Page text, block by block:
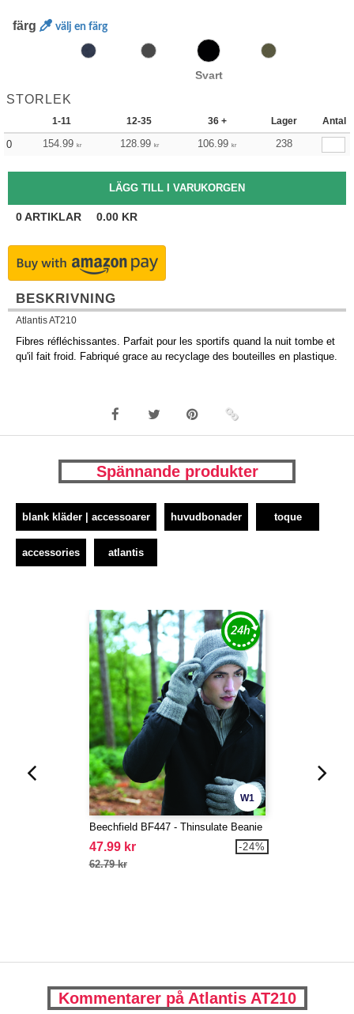
färg välj en färg
Svart
STORLEK
1-11 12-35 36 + Lager Antal
0 154.99 kr 128.99 kr 106.99 kr 238
0ARTIKLAR 0.00 KR
BESKRIVNING
Atlantis AT210
Fibres réfléchissantes. Parfait pour les sportifs quand la nuit tombe et
qu'il fait froid. Fabriqué grace au recyclage des bouteilles en plastique.
Spännande produkter
blank kläder | accessoarer huvudbonader toque
accessories atlantis
W1
Beechfield BF447 - Thinsulate Beanie
47.99 kr
62.79 kr
-24%
Kommentarer på Atlantis AT210